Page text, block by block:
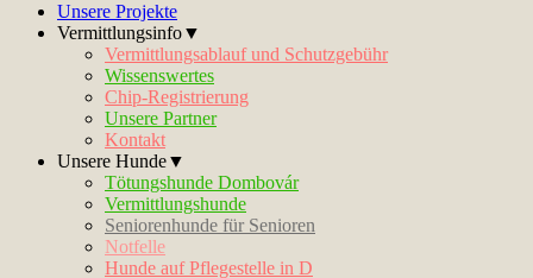
Unsere Projekte
Vermittlungsinfo▼
Vermittlungsablauf und Schutzgebühr
Wissenswertes
Chip-Registrierung
Unsere Partner
Kontakt
Unsere Hunde▼
Tötungshunde Dombovár
Vermittlungshunde
Seniorenhunde für Senioren
Notfelle
Hunde auf Pflegestelle in D